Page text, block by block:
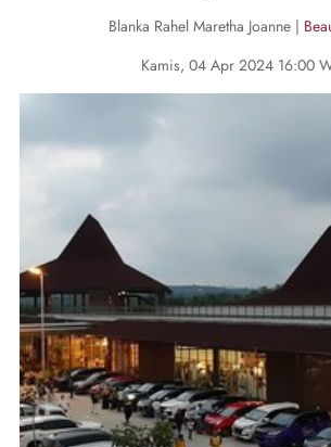
Blanka Rahel Maretha Joanne |
Kamis, 04 Apr 2024 16:00